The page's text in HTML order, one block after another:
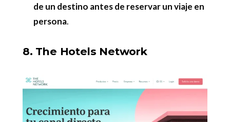
de un destino antes de reservar un viaje en
persona.
8. The Hotels Network